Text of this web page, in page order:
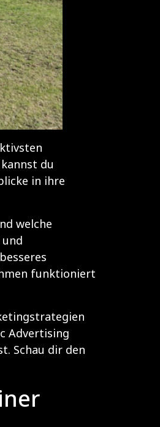
du
in ihre
welche
funktioniert
Advertising
Schau dir den